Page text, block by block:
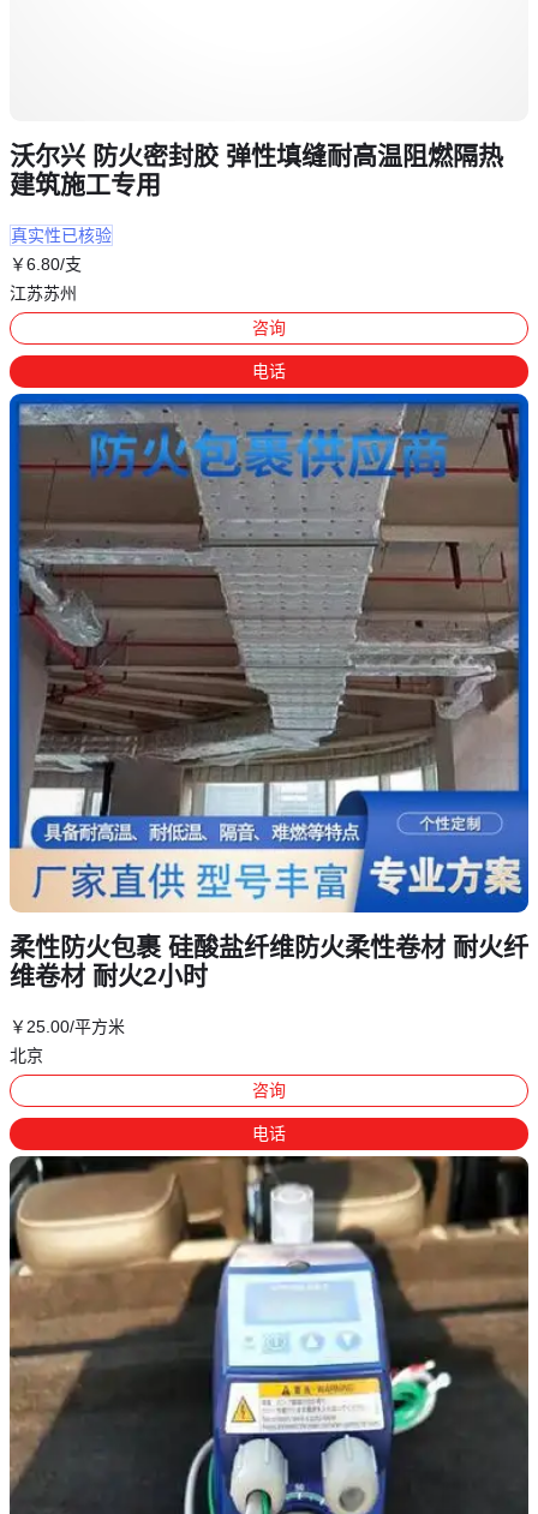
沃尔兴 防火密封胶 弹性填缝耐高温阻燃隔热
建筑施工专用
真实性已核验
￥6 .80/支
江苏苏州
咨询
电话
柔性防火包裹 硅酸盐纤维防火柔性卷材 耐火纤
维卷材 耐火2小时
￥ 25 .00/平方米
北京
咨询
电话